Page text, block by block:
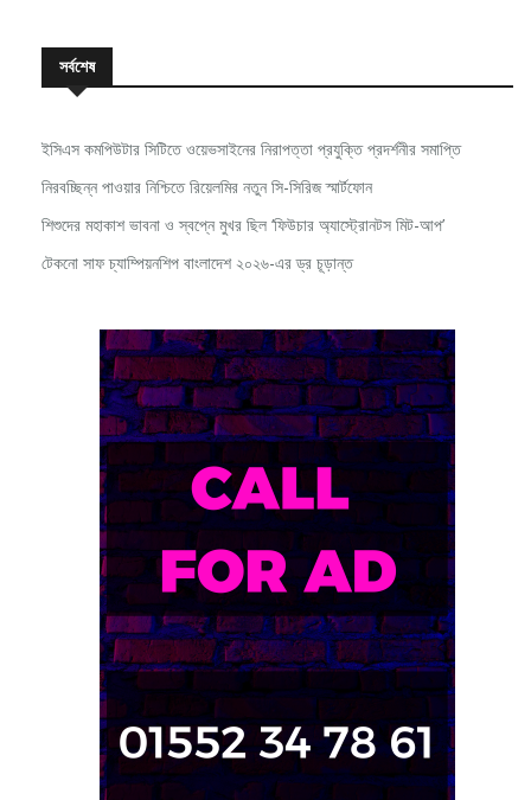
সর্বশেষ
ইসিএস কমপিউটার সিটিতে ওয়েভসাইনের নিরাপত্তা প্রযুক্তি প্রদর্শনীর সমাপ্তি
নিরবচ্ছিন্ন পাওয়ার নিশ্চিতে রিয়েলমির নতুন সি-সিরিজ স্মার্টফোন
শিশুদের মহাকাশ ভাবনা ও স্বপ্নে মুখর ছিল ‘ফিউচার অ্যাস্ট্রোনটস মিট-আপ’
টেকনো সাফ চ্যাম্পিয়নশিপ বাংলাদেশ ২০২৬-এর ড্র চূড়ান্ত